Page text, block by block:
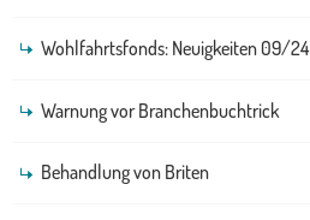
Wohlfahrtsfonds: Neuigkeiten 09/24
Warnung vor Branchenbuchtrick
Behandlung von Briten